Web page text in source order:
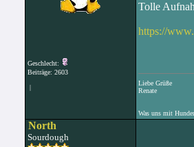
Geschlecht:
Beiträge: 2603
|
Tolle
https://
Liebe Grüße
Renate
Was uns mit
North
Sourdough